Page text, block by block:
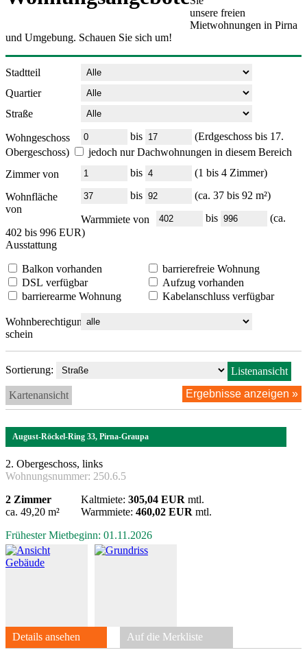
unsere freien
Mietwohnungen in Pirna
und Umgebung. Schauen Sie sich um!
Stadtteil
Quartier
Straße
Wohngeschoss bis
(Erdgeschoss bis 17.
Obergeschoss)
jedoch nur Dachwohnungen in diesem Bereich
Zimmer von
bis (1 bis 4 Zimmer)
Wohnfläche
von
bis (ca. 37 bis 92 m²)
Warmmiete von bis
(ca.
402 bis 996 EUR)
Ausstattung
Balkon vorhanden
barrierefreie Wohnung
DSL verfügbar
Aufzug vorhanden
barrierearme Wohnung
Kabelanschluss verfügbar
Wohnberechtigungs-
schein
Sortierung: Listenansicht
Kartenansicht
August-Röckel-Ring 33, Pirna-Graupa
2. Obergeschoss, links
Wohnungsnummer: 250.6.5
2 Zimmer
ca. 49,20 m²
Kaltmiete: 305,04 EUR mtl.
Warmmiete: 460,02 EUR mtl.
Frühester Mietbeginn: 01.11.2026
Details ansehen Auf die Merkliste